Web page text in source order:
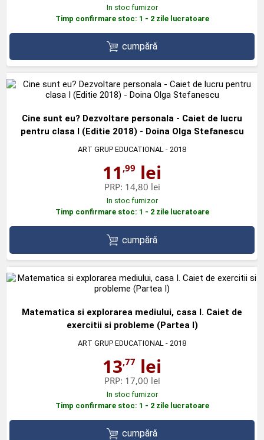
In stoc furnizor
Timp confirmare stoc: 1 - 2 zile lucratoare
cumpără
Cine sunt eu? Dezvoltare personala - Caiet de lucru
pentru clasa I (Editie 2018) - Doina Olga Stefanescu
ART GRUP EDUCATIONAL - 2018
11 ,99 lei
PRP: 14,80 lei
In stoc furnizor
Timp confirmare stoc: 1 - 2 zile lucratoare
cumpără
Matematica si explorarea mediului, casa I. Caiet de
exercitii si probleme (Partea I)
ART GRUP EDUCATIONAL - 2018
13,77 lei
PRP: 17,00 lei
In stoc furnizor
Timp confirmare stoc: 1 - 2 zile lucratoare
cumpără